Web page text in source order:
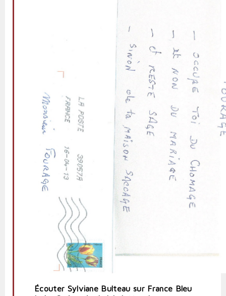
Écouter Sylviane Bulteau sur France Bleu